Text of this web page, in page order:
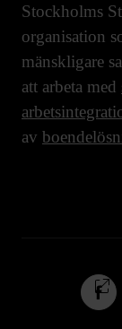
Stockholms
organisation
mänskligare
att arbeta med
av
Följ
oss